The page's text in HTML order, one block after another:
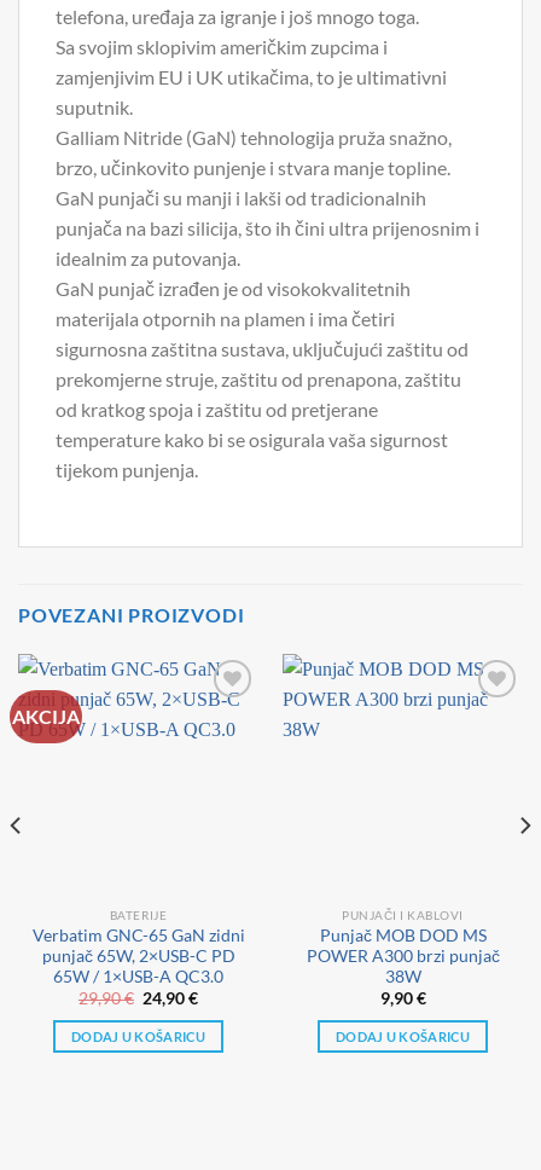
telefona, uređaja za igranje i još mnogo toga.
Sa svojim sklopivim američkim zupcima i
zamjenjivim EU i UK utikačima, to je ultimativni
suputnik.
Galliam Nitride (GaN) tehnologija pruža snažno,
brzo, učinkovito punjenje i stvara manje topline.
GaN punjači su manji i lakši od tradicionalnih
punjača na bazi silicija, što ih čini ultra prijenosnim i
idealnim za putovanja.
GaN punjač izrađen je od visokokvalitetnih
materijala otpornih na plamen i ima četiri
sigurnosna zaštitna sustava, uključujući zaštitu od
prekomjerne struje, zaštitu od prenapona, zaštitu
od kratkog spoja i zaštitu od pretjerane
temperature kako bi se osigurala vaša sigurnost
tijekom punjenja.
POVEZANI PROIZVODI
AKCIJA
BATERIJE
Verbatim GNC-65 GaN zidni
punjač 65W, 2×USB-C PD
65W / 1×USB-A QC3.0
29,90€ Izvorna
cijena
bila
je:
24,90€Trenutna
je:
24,90 €.
DODAJ U KOŠARICU
PUNJAČI I KABLOVI
Punjač MOB DOD MS
POWER A300 brzi punjač
38W
9,90€
DODAJ U KOŠARICU